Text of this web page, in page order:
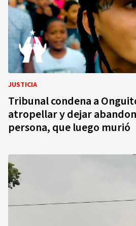
JUSTICIA
Tribunal condena a
atropellar y dejar
persona, que luego murió